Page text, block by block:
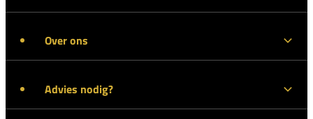
Over ons
Advies nodig?